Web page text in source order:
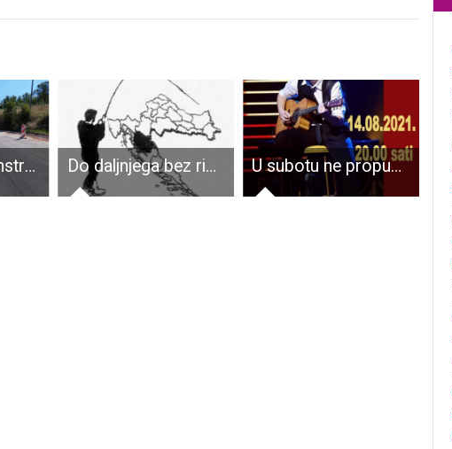
Radovi na rekonstrukciji dionica županijskih i lokalnih cesta Ličko-senjske županije Do daljnjega bez ribičkih ispita i zamjena uvjerenja U subotu ne propustite gitaristički koncert Mladena Pašuta u Gospiću